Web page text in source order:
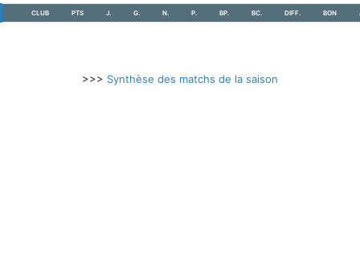
CLUB PTS J. G. N. P. BP. BC. DIFF. BON
>>> Synthèse des matchs de la saison